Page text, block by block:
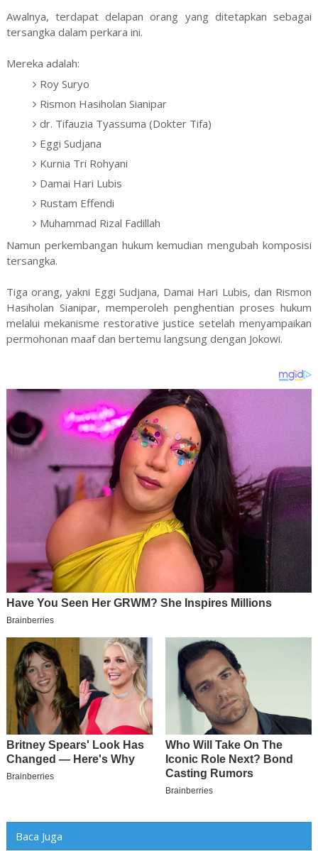
Awalnya, terdapat delapan orang yang ditetapkan sebagai
tersangka dalam perkara ini.
Mereka adalah:
Roy Suryo
Rismon Hasiholan Sianipar
dr. Tifauzia Tyassuma (Dokter Tifa)
Eggi Sudjana
Kurnia Tri Rohyani
Damai Hari Lubis
Rustam Effendi
Muhammad Rizal Fadillah
Namun perkembangan hukum kemudian mengubah komposisi
tersangka.
Tiga orang, yakni Eggi Sudjana, Damai Hari Lubis, dan Rismon
Hasiholan Sianipar, memperoleh penghentian proses hukum
melalui mekanisme restorative justice setelah menyampaikan
permohonan maaf dan bertemu langsung dengan Jokowi.
Baca Juga